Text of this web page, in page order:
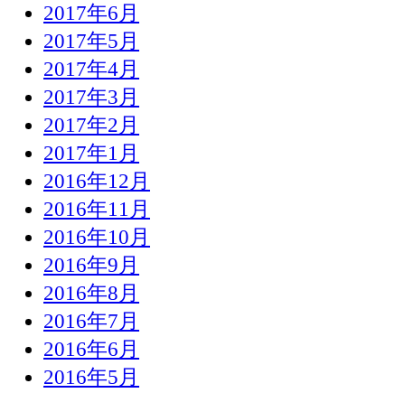
2017年6月
2017年5月
2017年4月
2017年3月
2017年2月
2017年1月
2016年12月
2016年11月
2016年10月
2016年9月
2016年8月
2016年7月
2016年6月
2016年5月